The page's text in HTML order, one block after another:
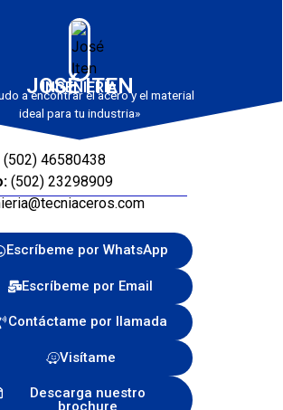
JOSÉ ITEN
INGENIERÍA
a encontrar el acero y el material
ideal para tu industria»
(502) 46580438
(502) 23298909
Escríbeme por WhatsApp
Escríbeme por Email
Contáctame por llamada
Visítame
Descarga nuestro
brochure